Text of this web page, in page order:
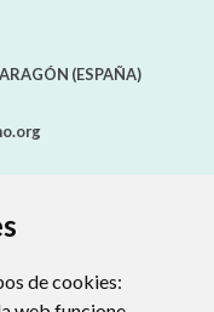
de cookies:
(ESPAÑA)
DE COOKIES